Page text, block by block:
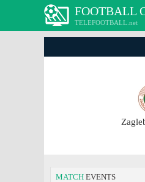
FOOTBALL
TELEFOOTBALL.net
MATCH EVENTS